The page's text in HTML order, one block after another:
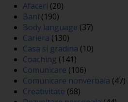
Afaceri (20)
Bani (190)
Body language (37)
Cariera (130)
Casa si gradina (10)
Coaching (141)
Comunicare (106)
Comunicare nonverbala (47)
Creativitate (68)